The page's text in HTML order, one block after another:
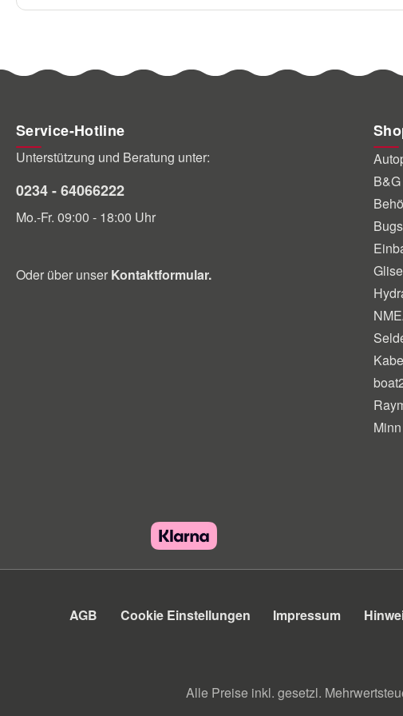
Service-Hotline
Unterstützung und Beratung unter:
0234 - 64066222
Mo.-Fr. 09:00 - 18:00 Uhr
Oder über unser Kontaktformular.
AGB Cookie Einstellungen Impressum
Alle Preise inkl. gesetzl.